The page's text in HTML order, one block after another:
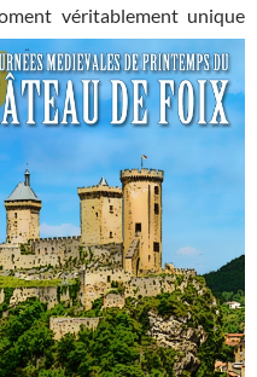
véritablement unique